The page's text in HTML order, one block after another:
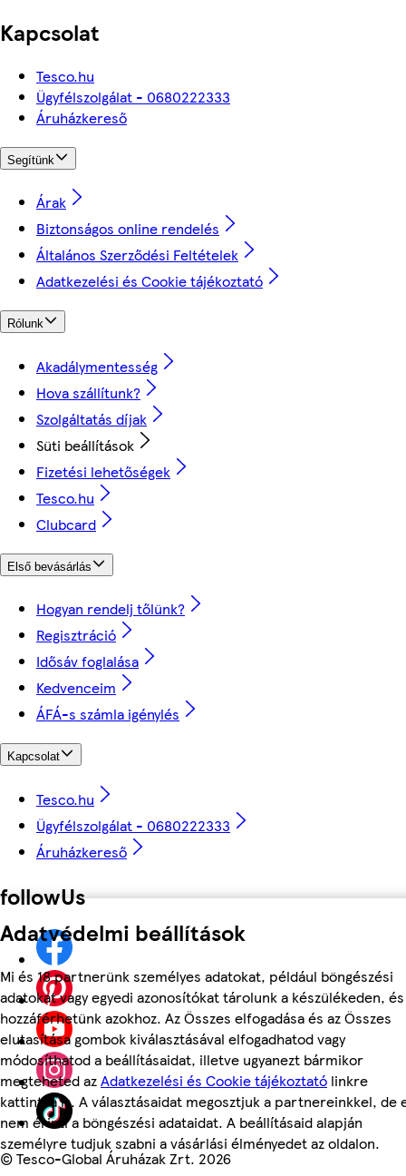
Adatvédelmi beállítások
Mi és 18 partnerünk személyes adatokat, például böngészési
adatokat vagy egyedi azonosítókat tárolunk a készülékeden, és
hozzáférhetünk azokhoz. Az Összes elfogadása és az Összes
elutasítása gombok kiválasztásával elfogadhatod vagy
módosíthatod a beállításaidat, illetve ugyanezt bármikor
megteheted azAdatkezelési és Cookie tájékoztató linkre
kattintva is. A választásaidat megosztjuk a partnereinkkel, de
nem érinti a böngészési adataidat. A beállításaid alapján
személyre tudjuk szabni a vásárlási élményedet az oldalon.
Kapcsolat
Tesco.hu
Ügyfélszolgálat - 0680222333
Áruházkereső
Segítünk
Árak
Biztonságos online rendelés
Általános Szerződési Feltételek
Adatkezelési és Cookie tájékoztató
Rólunk
Akadálymentesség
Hova szállítunk?
Szolgáltatás díjak
Süti beállítások
Fizetési lehetőségek
Tesco.hu
Clubcard
Első bevásárlás
Hogyan rendelj tőlünk?
Regisztráció
Idősáv foglalása
Kedvenceim
ÁFÁ-s számla igénylés
Kapcsolat
Tesco.hu
Ügyfélszolgálat - 0680222333
Áruházkereső
followUs
©Tesco-Global Áruházak Zrt. 2026